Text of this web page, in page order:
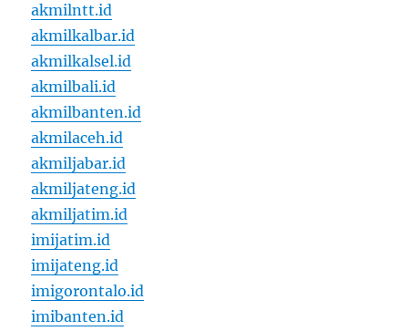
akmilntt.id
akmilkalbar.id
akmilkalsel.id
akmilbali.id
akmilbanten.id
akmilaceh.id
akmiljabar.id
akmiljateng.id
akmiljatim.id
imijatim.id
imijateng.id
imigorontalo.id
imibanten.id